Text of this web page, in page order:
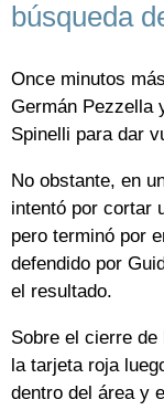
búsqueda
Once minutos
Germán Pezzella
Spinelli para dar
No obstante, en
intentó por cortar
pero terminó por
defendido por
el resultado.
Sobre el cierre
la tarjeta roja
dentro del área y